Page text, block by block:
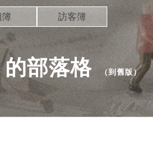
部落格 （到舊版）
訪客簿